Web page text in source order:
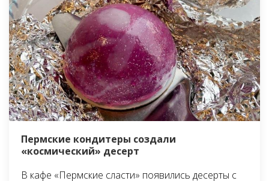
Пермские кондитеры создали
«космический» десерт
В кафе «Пермские сласти» появились десерты с